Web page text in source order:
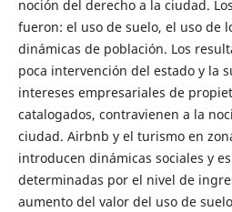
noción del derecho a la ciudad.
fueron: el uso de suelo, el uso de
dinámicas de población. Los
poca intervención del estado y la
intereses empresariales de
catalogados, contravienen a la
ciudad. Airbnb y el turismo en
introducen dinámicas sociales y
determinadas por el nivel de
aumento del valor del uso de